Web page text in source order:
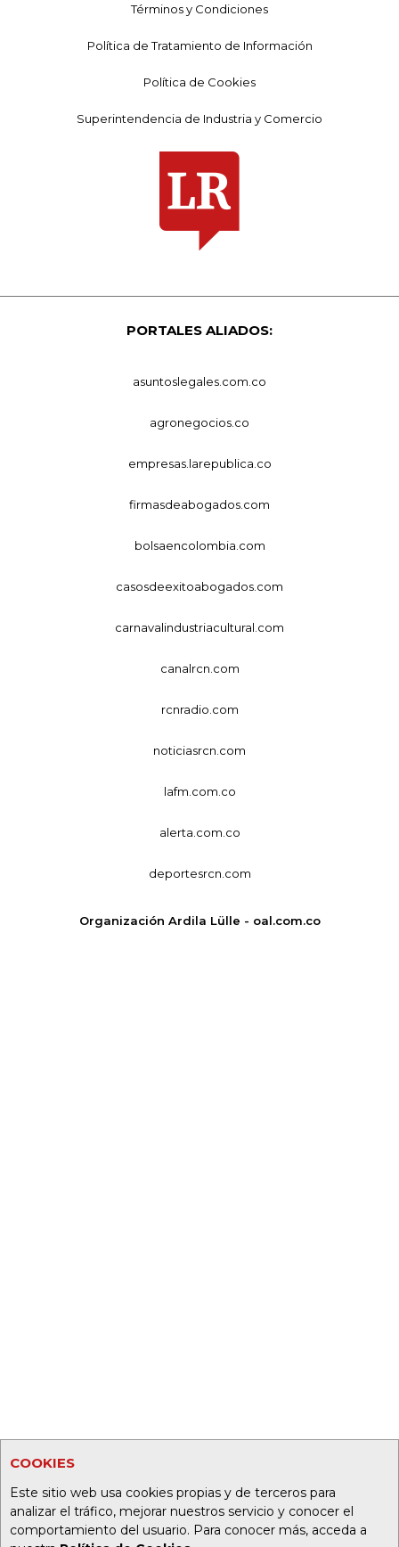
COOKIES
Este sitio web usa cookies propias y de terceros para
analizar el tráfico, mejorar nuestros servicio y conocer el
comportamiento del usuario. Para conocer más, acceda a
Términos y Condiciones
Política de Tratamiento de Información
Política de Cookies
Superintendencia de Industria y Comercio
PORTALES ALIADOS:
asuntoslegales.com.co
agronegocios.co
empresas.larepublica.co
firmasdeabogados.com
bolsaencolombia.com
casosdeexitoabogados.com
carnavalindustriacultural.com
canalrcn.com
rcnradio.com
noticiasrcn.com
lafm.com.co
alerta.com.co
deportesrcn.com
Organización Ardila Lülle - oal.com.co